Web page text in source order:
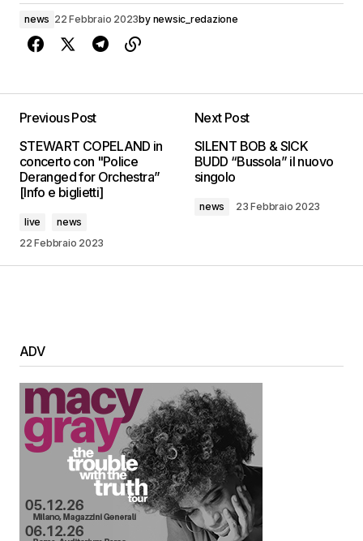
news 22 Febbraio 2023by newsic_redazione
Previous Post
STEWART COPELAND in
concerto con "Police
Deranged for Orchestra”
[Info e biglietti]
live
news
22 Febbraio 2023
Next Post
SILENT BOB & SICK
BUDD “Bussola” il nuovo
singolo
news 23 Febbraio 2023
ADV